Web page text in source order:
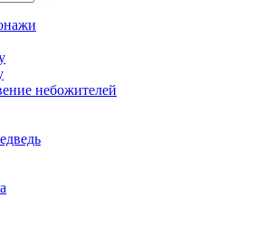
небожителей